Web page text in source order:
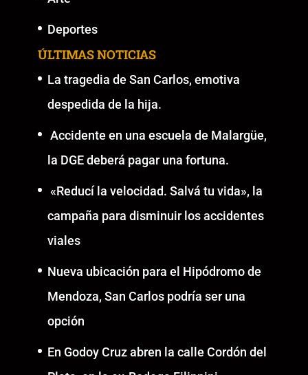
Deportes
ÚLTIMAS NOTICIAS
La tragedia de San Carlos, emotiva
despedida de la hija.
Accidente en una escuela de Malargüe,
la DGE deberá pagar una fortuna.
«Reducí la velocidad. Salvá tu vida», la
campaña para disminuir los accidentes
viales
Nueva ubicación para el Hipódromo de
Mendoza, San Carlos podría ser una
opción
En Godoy Cruz abren la calle Cordón del